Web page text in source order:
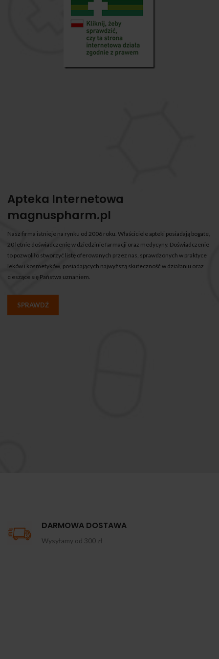
Apteka Internetowa
magnuspharm.pl
Nasz firma istnieje na rynku od 2006 roku. Właściciele apteki posiadają bogate,
20 letnie doświadczenie w dziedzinie farmacji oraz medycyny. Doświadczenie
to pozwoliło stworzyć listę oferowanych przez nas, sprawdzonych w praktyce
leków i kosmetyków, posiadających najwyższą skuteczność w działaniu oraz
cieszące się Państwa uznaniem.
SPRAWDŹ
DARMOWA DOSTAWA
Wysyłamy od 300 zł